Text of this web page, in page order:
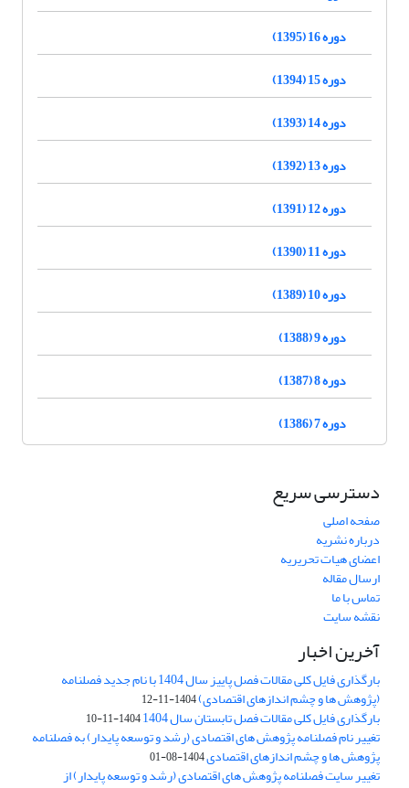
دوره 16 (1395)
دوره 15 (1394)
دوره 14 (1393)
دوره 13 (1392)
دوره 12 (1391)
دوره 11 (1390)
دوره 10 (1389)
دوره 9 (1388)
دوره 8 (1387)
دوره 7 (1386)
دسترسی سریع
صفحه اصلی
درباره نشریه
اعضای هیات تحریریه
ارسال مقاله
تماس با ما
نقشه سایت
آخرین اخبار
بارگذاری فایل کلی مقالات فصل پاییز سال 1404 با نام جدید فصلنامه
(پژوهش ها و چشم اندازهای اقتصادی)1404-11-12
بارگذاری فایل کلی مقالات فصل تابستان سال 1404 1404-11-10
تغییر نام فصلنامه پژوهش های اقتصادی (رشد و توسعه پایدار) به فصلنامه
پژوهش ها و چشم اندازهای اقتصادی1404-08-01
تغییر سایت فصلنامه پژوهش های اقتصادی (رشد و توسعه پایدار) از